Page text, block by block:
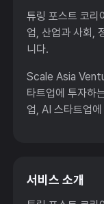
튜링 포스트 코리
업, 산업과 사회,
니다.
Scale Asia
타트업에 투자
업, AI 스타트업
서비스 소개